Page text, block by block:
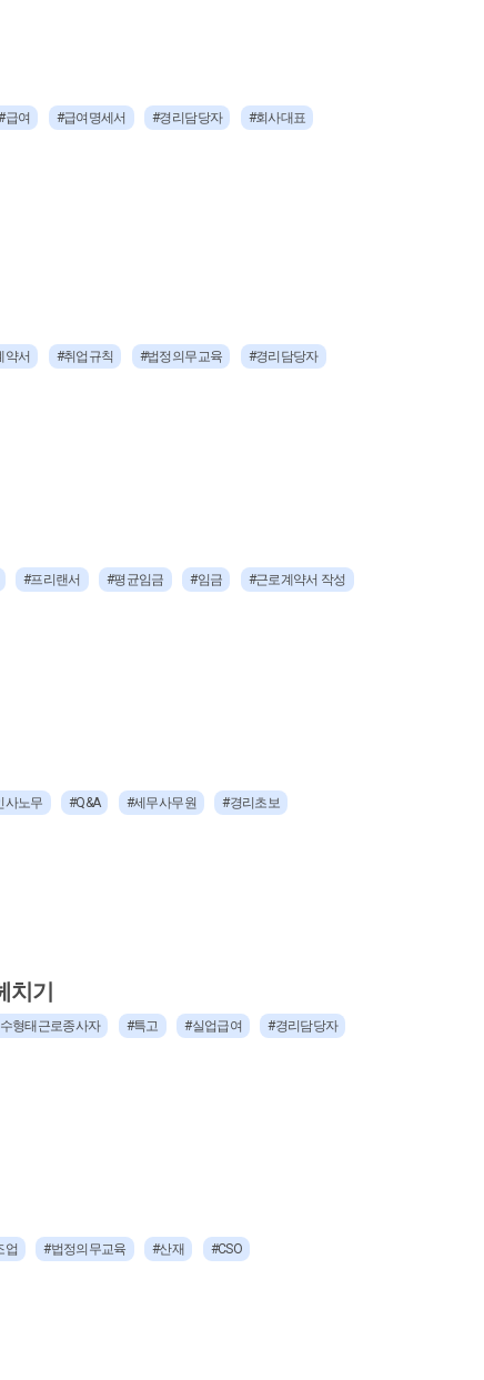
급여 #급여명세서 #경리담당자 #회사대표
약서 #취업규칙 #법정의무교육 #경리담당자
#프리랜서 #평균임금 #임금 #근로계약서 작성
사노무 #Q&A #세무사무원 #경리초보
치기
형태근로종사자 #특고 #실업급여 #경리담당자
업 #법정의무교육 #산재 #CSO